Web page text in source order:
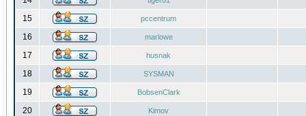
15 pccentrum
16 marlowe
17 husnak
18 SYSMAN
19 BobsenClark
20 Kimov